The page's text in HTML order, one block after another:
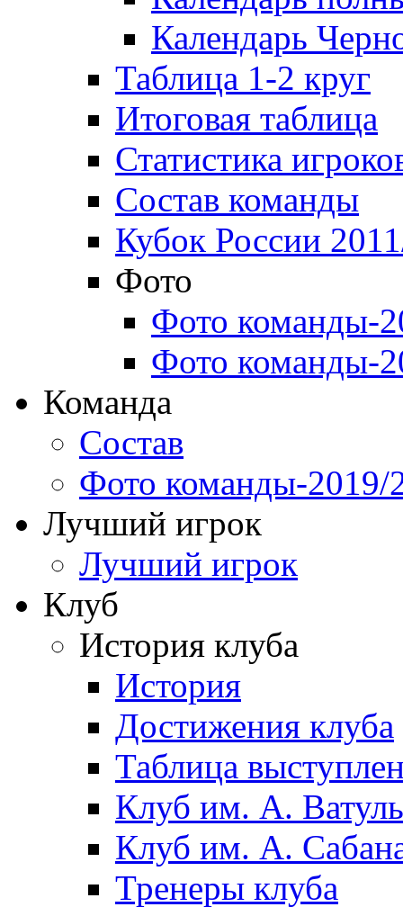
Календарь
Таблица 1-2 круг
Итоговая таблица
Статистика
Состав команды
Кубок России
Фото
Фото команды-
Фото команды-
Команда
Состав
Фото команды-2019/
Лучший игрок
Лучший игрок
Клуб
История клуба
История
Достижения клуба
Таблица
Клуб им. А.
Клуб им. А.
Тренеры клуба